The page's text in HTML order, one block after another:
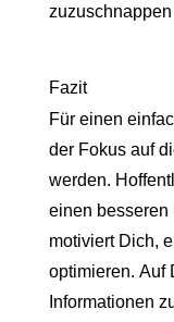
Fazit
Für einen
der Fokus auf
werden.
einen besseren
motiviert Dich,
optimieren. Auf
Informationen